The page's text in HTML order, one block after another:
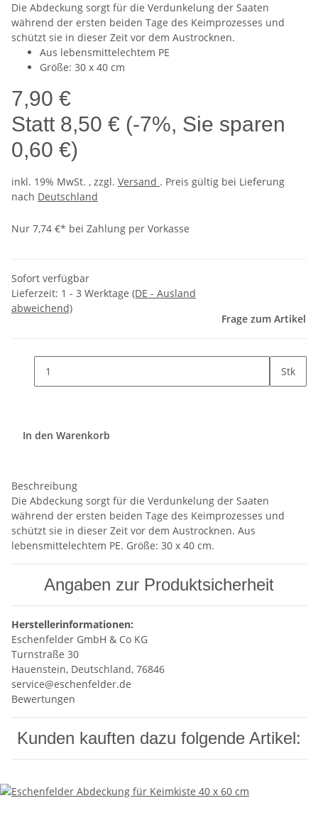
Die Abdeckung sorgt für die Verdunkelung der Saaten
während der ersten beiden Tage des Keimprozesses und
schützt sie in dieser Zeit vor dem Austrocknen.
Aus lebensmittelechtem PE
Größe: 30 x 40 cm
7,90 €
Statt 8,50 € (-7%, Sie sparen
0,60 €)
inkl. 19% MwSt. , zzgl. Versand . Preis gültig bei Lieferung
nach Deutschland
Nur 7,74 €* bei Zahlung per Vorkasse
Sofort verfügbar
Lieferzeit: 1 - 3 Werktage (DE - Ausland
abweichend)
Frage zum Artikel
Stk
In den Warenkorb
Beschreibung
Die Abdeckung sorgt für die Verdunkelung der Saaten
während der ersten beiden Tage des Keimprozesses und
schützt sie in dieser Zeit vor dem Austrocknen. Aus
lebensmittelechtem PE. Größe: 30 x 40 cm.
Angaben zur Produktsicherheit
Herstellerinformationen:
Eschenfelder GmbH & Co KG
Turnstraße 30
Hauenstein, Deutschland, 76846
service@eschenfelder.de
Bewertungen
Kunden kauften dazu folgende Artikel: